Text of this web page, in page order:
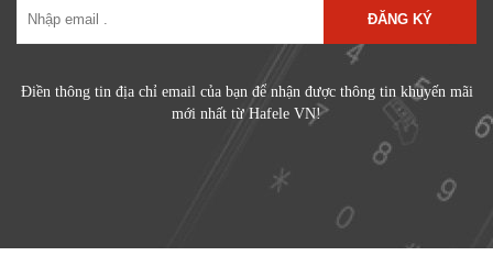
ĐĂNG KÝ
Điền thông tin địa chỉ email của bạn để nhận được thông tin khuyến mãi
mới nhất từ Hafele VN!